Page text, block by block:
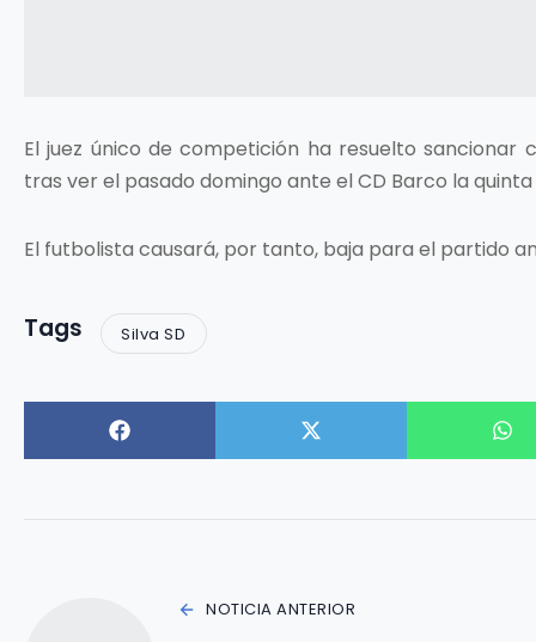
El juez único de competición ha resuelto sancionar
tras ver el pasado domingo ante el CD Barco la
El futbolista causará, por tanto, baja para el partido
Tags Silva SD
NOTICIA ANTERIOR